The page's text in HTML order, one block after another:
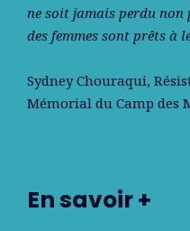
ne soit jamais perdu non
des femmes sont prêts à
Sydney Chouraqui,
Mémorial du Camp des
En savoir +